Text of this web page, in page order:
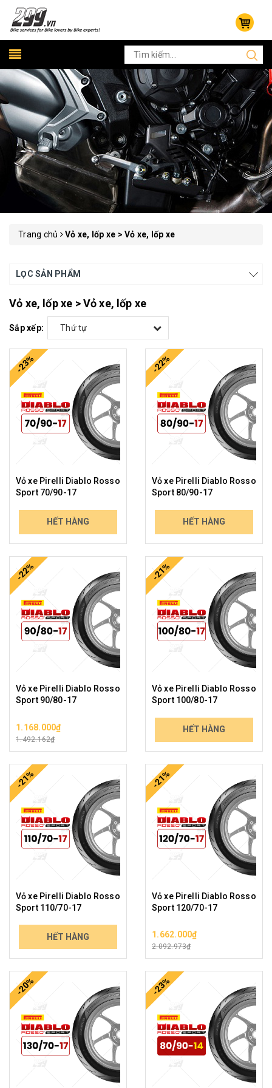
Trang chủ Vỏ xe, lốp xe > Vỏ xe, lốp xe
LỌC SẢN PHẨM
Vỏ xe, lốp xe > Vỏ xe, lốp xe
Sắp xếp: Thứ tự
-23%
Vỏ xe Pirelli Diablo Rosso
Sport 70/90-17
737.000₫HẾT HÀNG
-22%
Vỏ xe Pirelli Diablo Rosso
Sport 80/90-17
953.000₫HẾT HÀNG
-22%
Vỏ xe Pirelli Diablo Rosso
Sport 90/80-17
1.168.000₫
1.492.162₫
-21%
Vỏ xe Pirelli Diablo Rosso
Sport 100/80-17
1.247.000₫HẾT HÀNG
-21%
Vỏ xe Pirelli Diablo Rosso
Sport 110/70-17
1.365.000₫HẾT HÀNG
-21%
Vỏ xe Pirelli Diablo Rosso
Sport 120/70-17
1.662.000₫
2.092.973₫
-20% -23%